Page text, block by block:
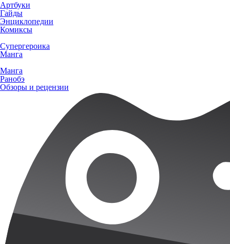
Артбуки
Гайды
Энциклопедии
Комиксы
Супергероика
Манга
Манга
Ранобэ
Обзоры и рецензии